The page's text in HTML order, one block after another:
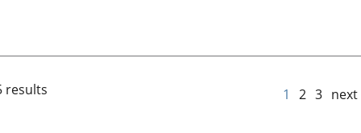
results 1 2 3 next